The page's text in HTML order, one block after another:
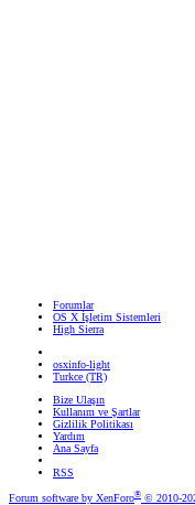
Forumlar
OS X İşletim Sistemleri
High Sierra
osxinfo-light
Turkce (TR)
Bize Ulaşın
Kullanım ve Şartlar
Gizlilik Politikası
Yardım
Ana Sayfa
RSS
Forum software by XenForo® © 2010-